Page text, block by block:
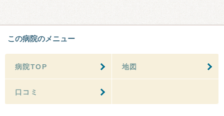
この病院のメニュー
病院TOP 地図
口コミ